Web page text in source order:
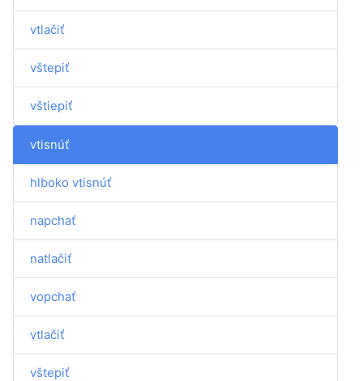
vtlačiť
vštepiť
vštiepiť
vtisnúť
hlboko vtisnúť
napchať
natlačiť
vopchať
vtlačiť
vštepiť